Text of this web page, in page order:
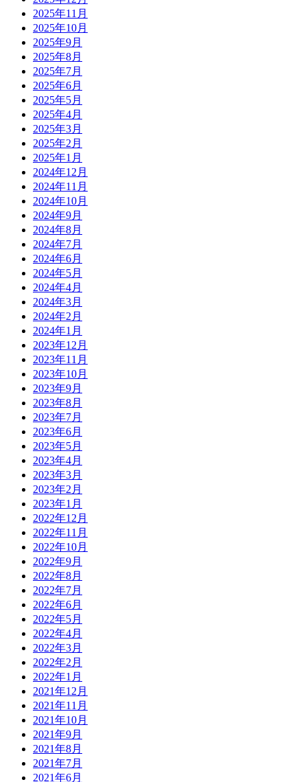
2025年11月
2025年10月
2025年9月
2025年8月
2025年7月
2025年6月
2025年5月
2025年4月
2025年3月
2025年2月
2025年1月
2024年12月
2024年11月
2024年10月
2024年9月
2024年8月
2024年7月
2024年6月
2024年5月
2024年4月
2024年3月
2024年2月
2024年1月
2023年12月
2023年11月
2023年10月
2023年9月
2023年8月
2023年7月
2023年6月
2023年5月
2023年4月
2023年3月
2023年2月
2023年1月
2022年12月
2022年11月
2022年10月
2022年9月
2022年8月
2022年7月
2022年6月
2022年5月
2022年4月
2022年3月
2022年2月
2022年1月
2021年12月
2021年11月
2021年10月
2021年9月
2021年8月
2021年7月
2021年6月